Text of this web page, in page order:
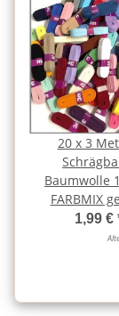
20 x 3
Baumwolle
FARBMIX
1,99 €